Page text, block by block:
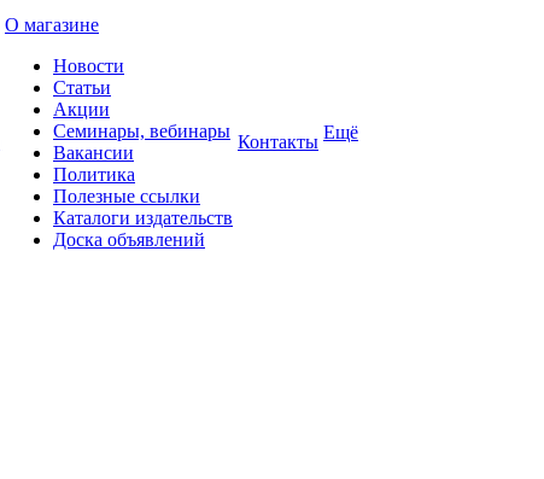
О магазине
Новости
Статьи
Акции
Семинары, вебинары
Вакансии
Политика
Полезные ссылки
Каталоги издательств
Доска объявлений
Контакты Ещё